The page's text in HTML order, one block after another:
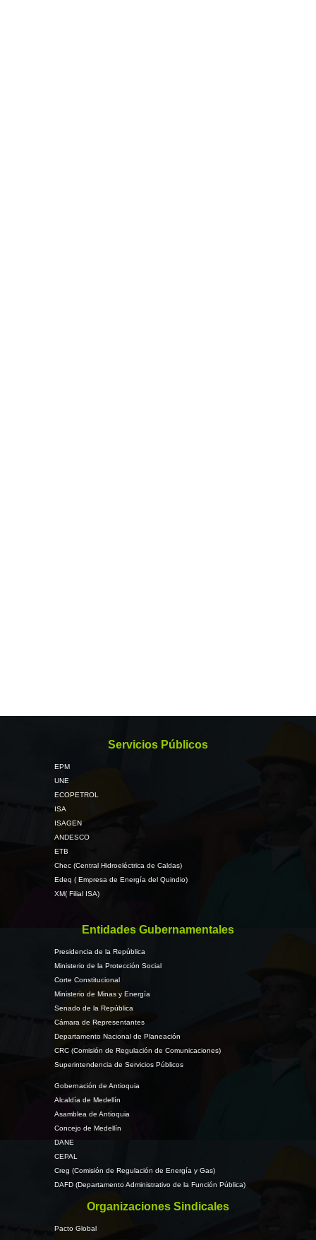
Servicios Públicos
EPM
UNE
ECOPETROL
ISA
ISAGEN
ANDESCO
ETB
Chec (Central Hidroeléctrica de Caldas)
Edeq ( Empresa de Energía del Quindio)
XM( Filial ISA)
Entidades Gubernamentales
Presidencia de la República
Ministerio de la Protección Social
Corte Constitucional
Ministerio de Minas y Energía
Senado de la República
Cámara de Representantes
Departamento Nacional de Planeación
CRC (Comisión de Regulación de Comunicaciones)
Superintendencia de Servicios Públicos
Gobernación de Antioquia
Alcaldía de Medellín
Asamblea de Antioquia
Concejo de Medellín
DANE
CEPAL
Creg (Comisión de Regulación de Energía y Gas)
DAFD (Departamento Administrativo de la Función Pública)
Organizaciones Sindicales
Pacto Global